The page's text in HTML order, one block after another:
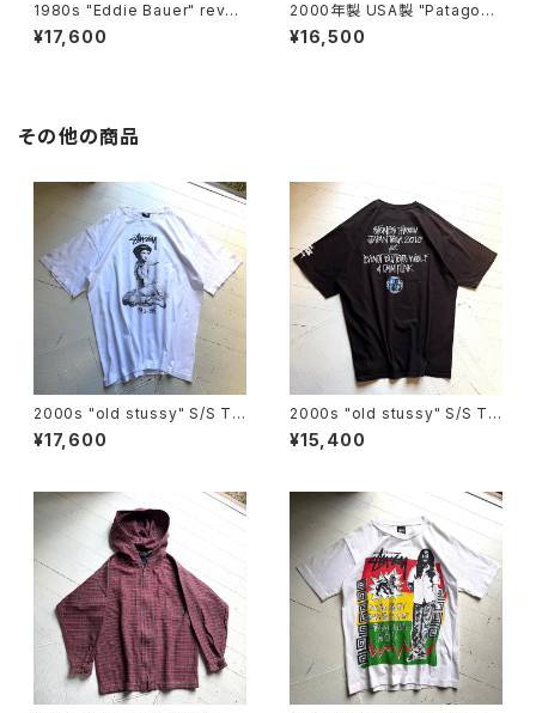
1980s "Eddie Bauer" rever
sible goose down vest
¥17,600
2000年製 USA製 "Patagoni
a" retro-x vest
¥16,500
その他の商品
2000s "old stussy" S/S T-
shirt
¥17,600
2000s "old stussy" S/S T-
shirt
¥15,400